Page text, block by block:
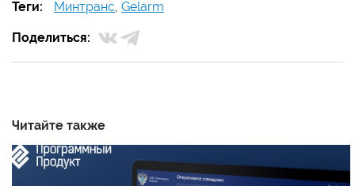
Теги: Минтранс, Gelarm
Поделиться:
Читайте также